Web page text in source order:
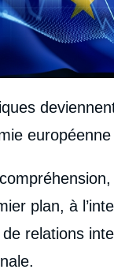
plan, à
de relations